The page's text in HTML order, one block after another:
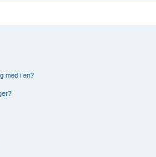
med i en?